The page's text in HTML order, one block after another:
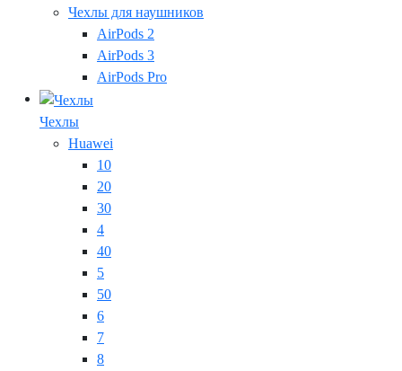
Чехлы для наушников
AirPods 2
AirPods 3
AirPods Pro
Чехлы
Huawei
10
20
30
4
40
5
50
6
7
8